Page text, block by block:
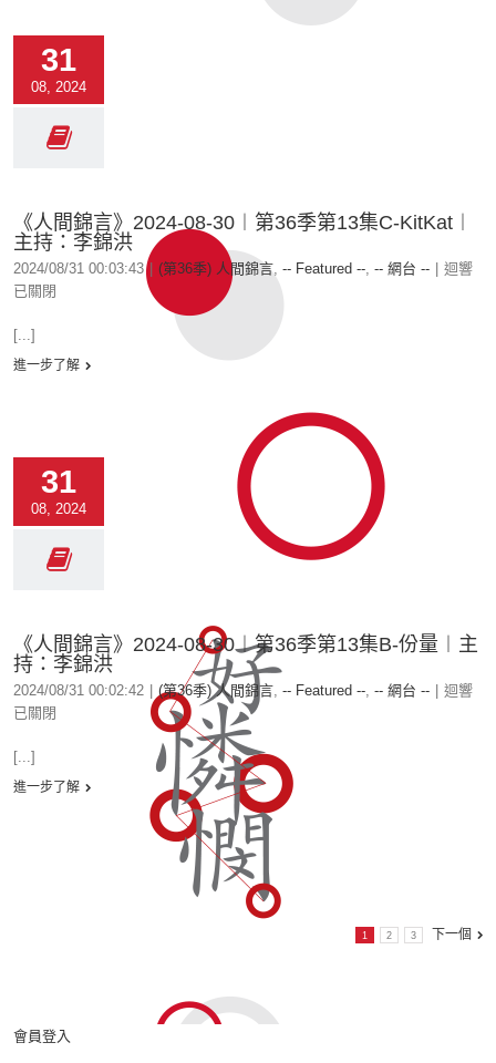
31
08, 2024
《人間錦言》2024-08-30︱第36季第13集C-KitKat︱
主持：李錦洪
2024/08/31 00:03:43 (第36季) 人間錦言, -- Featured --, -- 網台 --
迴響
已關閉
[...]
進一步了解
31
08, 2024
《人間錦言》2024-08-30︱第36季第13集B-份量︱主
持：李錦洪
2024/08/31 00:02:42 (第36季) 人間錦言, -- Featured --, -- 網台 --
迴響
已關閉
[...]
進一步了解
1 2 3 下一個
會員登入